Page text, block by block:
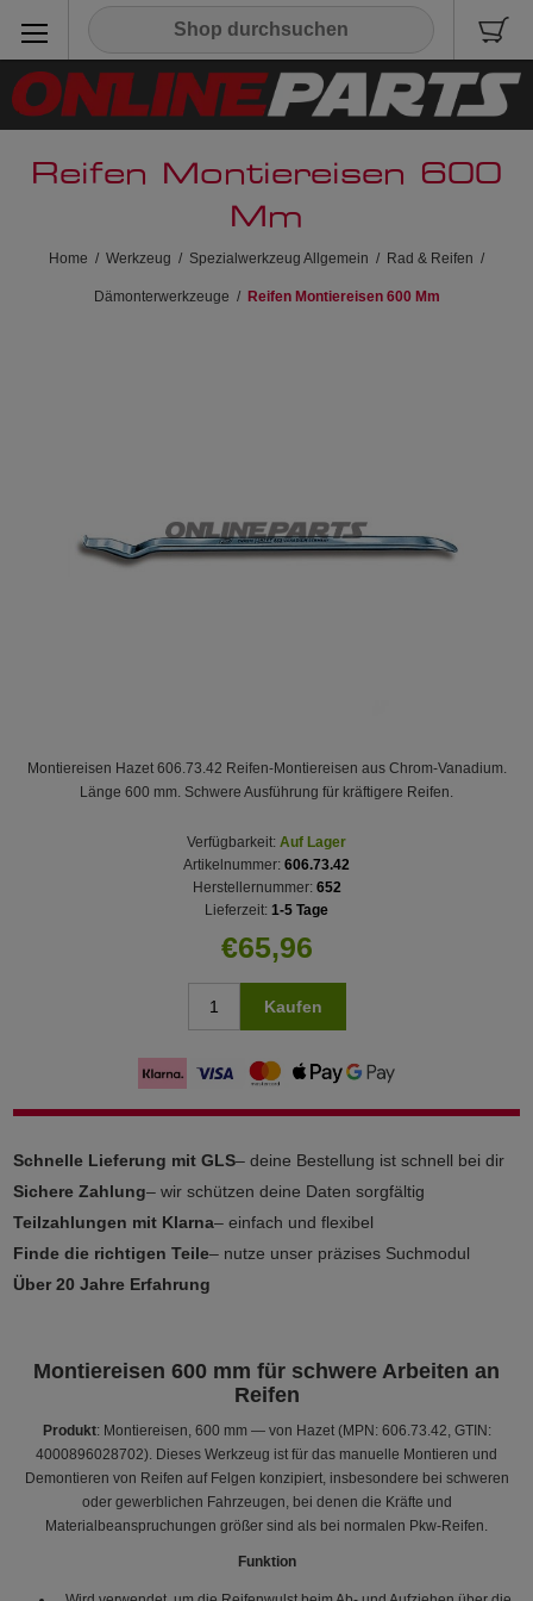
Reifen Montiereisen 600
Mm
Home / Werkzeug / Spezialwerkzeug Allgemein / Rad & Reifen /
Dämonterwerkzeuge / Reifen Montiereisen 600 Mm
Montiereisen Hazet 606.73.42 Reifen-Montiereisen aus Chrom-Vanadium.
Länge 600 mm. Schwere Ausführung für kräftigere Reifen.
Verfügbarkeit: Auf Lager
Artikelnummer: 606.73.42
Herstellernummer: 652
Lieferzeit: 1-5 Tage
€65,96
Kaufen
Schnelle Lieferung mit GLS– deine Bestellung ist schnell bei dir
Sichere Zahlung– wir schützen deine Daten sorgfältig
Teilzahlungen mit Klarna– einfach und flexibel
Finde die richtigen Teile– nutze unser präzises Suchmodul
Über 20 Jahre Erfahrung
Montiereisen 600 mm für schwere Arbeiten an
Reifen
Produkt: Montiereisen, 600 mm — von Hazet (MPN: 606.73.42, GTIN:
4000896028702). Dieses Werkzeug ist für das manuelle Montieren und
Demontieren von Reifen auf Felgen konzipiert, insbesondere bei schweren
oder gewerblichen Fahrzeugen, bei denen die Kräfte und
Materialbeanspruchungen größer sind als bei normalen Pkw-Reifen.
Funktion